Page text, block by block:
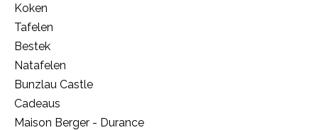
Koken
Tafelen
Bestek
Natafelen
Bunzlau Castle
Cadeaus
Maison Berger - Durance